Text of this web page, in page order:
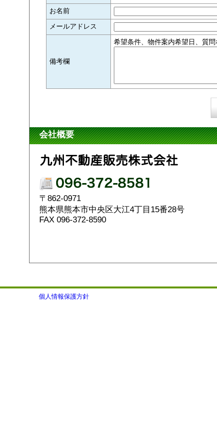
お名前
メールアドレス
備考欄
希望条件、物件案内希望日、質
会社概要
〒862-0971
熊本県熊本市中央区大江4丁目15番28号
FAX 096-372-8590
個人情報保護方針